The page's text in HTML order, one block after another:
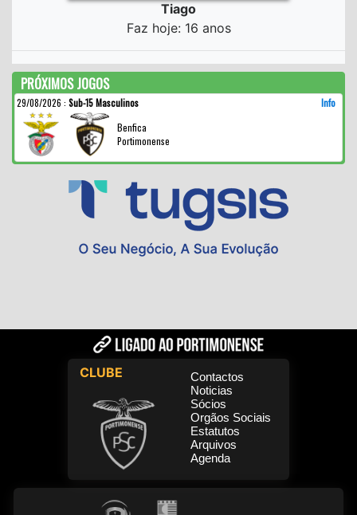
Tiago
Faz hoje: 16 anos
PRÓXIMOS JOGOS
29/08/2026 : Sub-15 Masculinos
Info
Benfica
Portimonense
CLUBE
Contactos
Noticias
Sócios
Orgãos Sociais
Estatutos
Arquivos
Agenda